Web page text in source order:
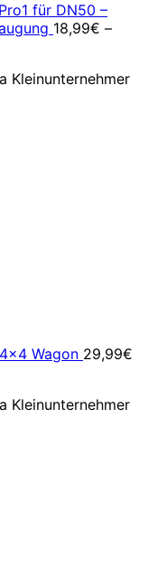
für DN50 –
18,99€ –
Kleinunternehmer
Wagon 29,99€
Kleinunternehmer